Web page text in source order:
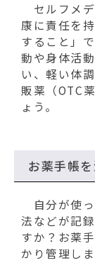
セルフメ
康に責任を
すること」
動や身体活
い、軽い体
販薬（OTC
ょう。
お薬手帳
自分が使
法などが記
すか？お薬
かり管理しま